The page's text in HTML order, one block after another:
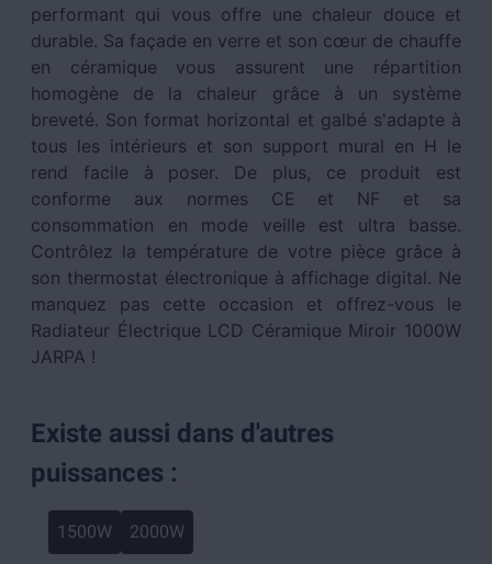
performant qui vous offre une chaleur douce et
durable. Sa façade en verre et son cœur de chauffe
en céramique vous assurent une répartition
homogène de la chaleur grâce à un système
breveté. Son format horizontal et galbé s'adapte à
tous les intérieurs et son support mural en H le
rend facile à poser. De plus, ce produit est
conforme aux normes CE et NF et sa
consommation en mode veille est ultra basse.
Contrôlez la température de votre pièce grâce à
son thermostat électronique à affichage digital. Ne
manquez pas cette occasion et offrez-vous le
Radiateur Électrique LCD Céramique Miroir 1000W
JARPA !
Existe aussi dans d'autres
puissances :
1500W 2000W